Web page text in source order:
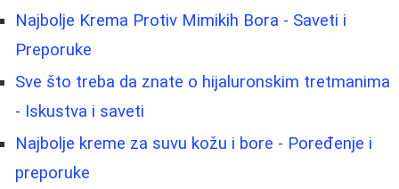
Najbolje Krema Protiv Mimikih Bora - Saveti i
Preporuke
Sve što treba da znate o hijaluronskim tretmanima
- Iskustva i saveti
Najbolje kreme za suvu kožu i bore - Poređenje i
preporuke